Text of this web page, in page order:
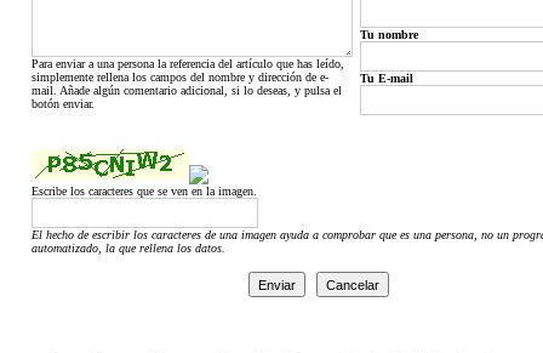
Para enviar a una persona la referencia del artículo que has leído,
simplemente rellena los campos del nombre y dirección de e-
mail. Añade algún comentario adicional, si lo deseas, y pulsa el
botón enviar.
Tu nombre
Tu E-mail
Escribe los caracteres que se ven en la imagen.
El hecho de escribir los caracteres de una imagen ayuda a comprobar que es una persona, no un
automatizado, la que rellena los datos.